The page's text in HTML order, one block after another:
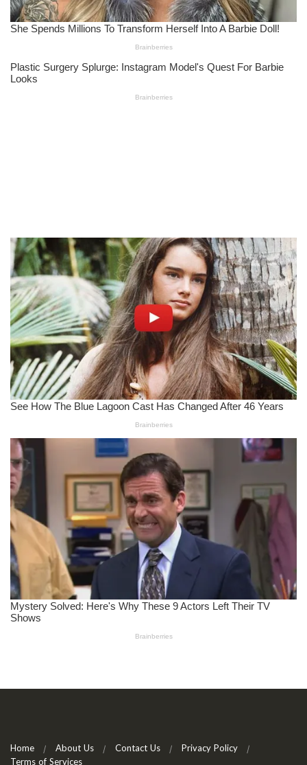
Home About Us Contact Us
Privacy Policy